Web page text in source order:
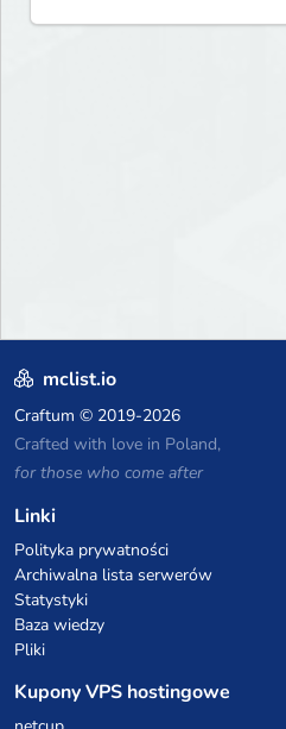
mclist.io
Craftum © 2019-2026
Crafted with love in Poland,
for those who come after
Linki
Polityka prywatności
Archiwalna lista serwerów
Statystyki
Baza wiedzy
Pliki
Kupony VPS hostingowe